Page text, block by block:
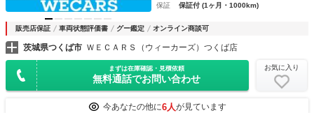
保証
保証付 (1ヶ月・1000km)
販売店保証 車両状態評価書 グー鑑定 オンライン商談可
茨城県つくば市 ＷＥＣＡＲＳ（ウィーカーズ）つくば店
まずは在庫確認・見積依頼
無料通話でお問い合わせ
お気に入り
今あなたの他に6人が見ています